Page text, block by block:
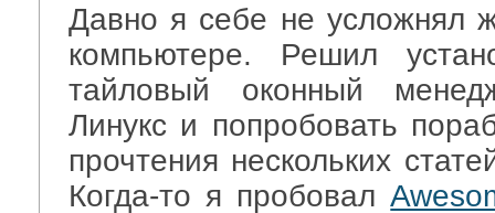
Давно я себе не усложнял
компьютере. Решил
тайловый оконный
Линукс и попробовать
прочтения нескольких
Когда-то я пробовал